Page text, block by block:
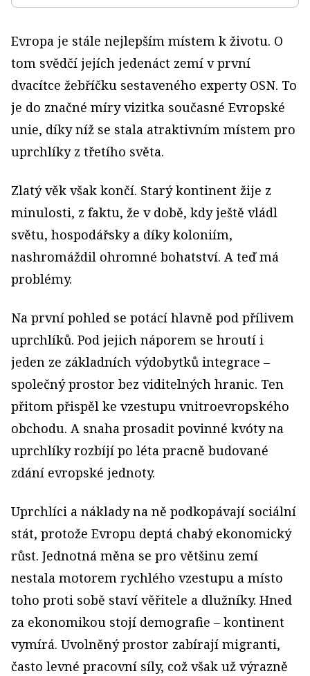
Evropa je stále nejlepším místem k životu. O
tom svědčí jejích jedenáct zemí v první
dvacítce žebříčku sestaveného experty OSN. To
je do značné míry vizitka současné Evropské
unie, díky níž se stala atraktivním místem pro
uprchlíky z třetího světa.
Zlatý věk však končí. Starý kontinent žije z
minulosti, z faktu, že v době, kdy ještě vládl
světu, hospodářsky a díky koloniím,
nashromáždil ohromné bohatství. A teď má
problémy.
Na první pohled se potácí hlavně pod přílivem
uprchlíků. Pod jejich náporem se hroutí i
jeden ze základních výdobytků integrace –
společný prostor bez viditelných hranic. Ten
přitom přispěl ke vzestupu vnitroevropského
obchodu. A snaha prosadit povinné kvóty na
uprchlíky rozbíjí po léta pracně budované
zdání evropské jednoty.
Uprchlíci a náklady na ně podkopávají sociální
stát, protože Evropu deptá chabý ekonomický
růst. Jednotná měna se pro většinu zemí
nestala motorem rychlého vzestupu a místo
toho proti sobě staví věřitele a dlužníky. Hned
za ekonomikou stojí demografie – kontinent
vymírá. Uvolněný prostor zabírají migranti,
často levné pracovní síly, což však už výrazně